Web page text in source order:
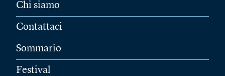
Chi siamo
Contattaci
Sommario
Festival